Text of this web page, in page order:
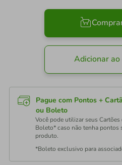
Adicionar
Pague com Pontos +
ou Boleto
Você pode utilizar seus
Boleto* caso não tenha pontos
produto.
*Boleto exclusivo para